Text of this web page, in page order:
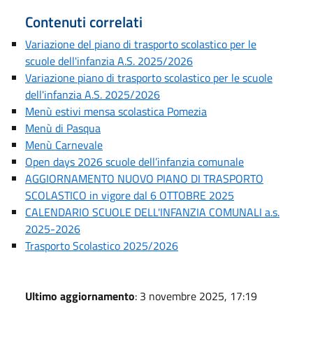
Contenuti correlati
Variazione del piano di trasporto scolastico per le
scuole dell'infanzia A.S. 2025/2026
Variazione piano di trasporto scolastico per le scuole
dell'infanzia A.S. 2025/2026
Menù estivi mensa scolastica Pomezia
Menù di Pasqua
Menù Carnevale
Open days 2026 scuole dell’infanzia comunale
AGGIORNAMENTO NUOVO PIANO DI TRASPORTO
SCOLASTICO in vigore dal 6 OTTOBRE 2025
CALENDARIO SCUOLE DELL'INFANZIA COMUNALI a.s.
2025-2026
Trasporto Scolastico 2025/2026
Ultimo aggiornamento: 3 novembre 2025, 17:19